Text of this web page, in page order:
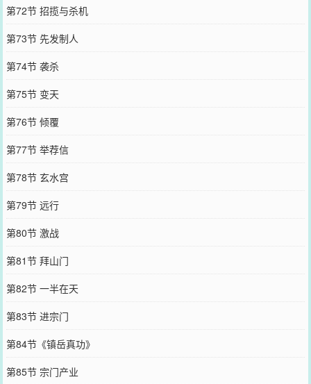
第72节 招揽与杀机
第73节 先发制人
第74节 袭杀
第75节 变天
第76节 倾覆
第77节 举荐信
第78节 玄水宫
第79节 远行
第80节 激战
第81节 拜山门
第82节 一半在天
第83节 进宗门
第84节《镇岳真功》
第85节 宗门产业